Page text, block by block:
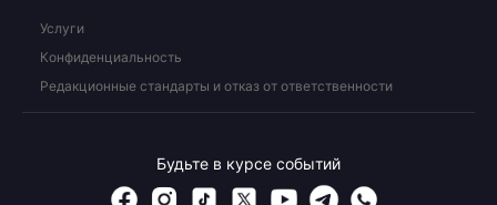
Услуги
Конфиденциальность
Редакционные стандарты и отказ от ответственности
Будьте в курсе событий